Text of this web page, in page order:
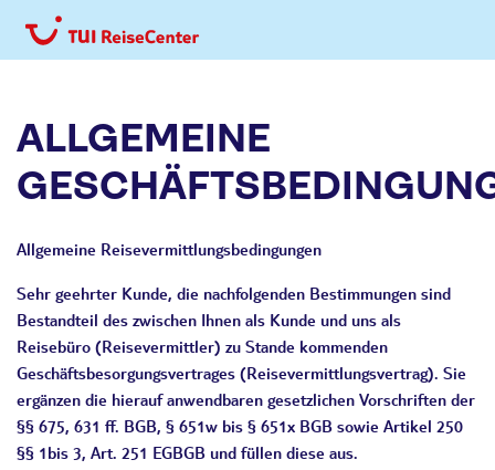
ALLGEMEINE
Allgemeine Reisevermittlungsbedingungen
Sehr geehrter Kunde, die nachfolgenden Bestimmungen sind
Bestandteil des zwischen Ihnen als Kunde und uns als
Reisebüro (Reisevermittler) zu Stande kommenden
Geschäftsbesorgungsvertrages (Reisevermittlungsvertrag). Sie
ergänzen die hierauf anwendbaren gesetzlichen Vorschriften der
§§ 675, 631 ff. BGB, § 651w bis § 651x BGB sowie Artikel 250
§§ 1bis 3, Art. 251 EGBGB und füllen diese aus.